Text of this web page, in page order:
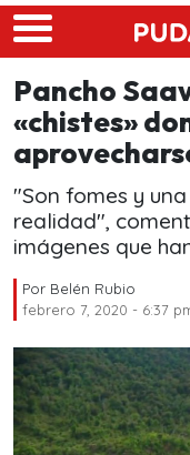
Skip to main content
Pancho
«chistes»
"Son fomes y
realidad",
imágenes que
Por Belén Rubio
febrero 7, 2020 - 6:37